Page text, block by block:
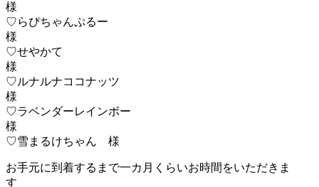
♡らぴちゃんぷるー
♡せやかて
♡ルナルナココナッツ
♡ラベンダーレインボー
♡雪まるけちゃん 様
お手元に到着するまで一カ月くらいお時間をいただきま